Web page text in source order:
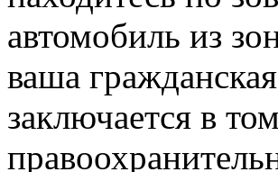
автомобиль из
ваша
заключается в